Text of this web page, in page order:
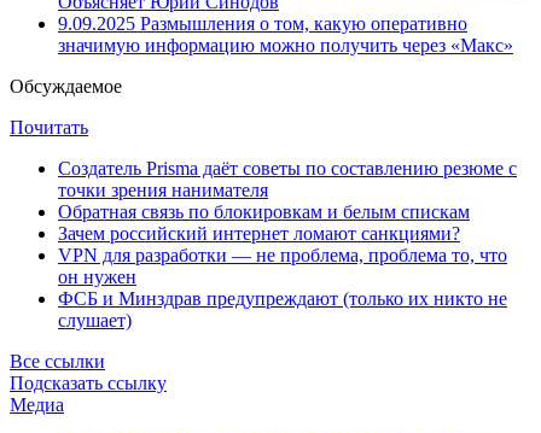
9.09.2025 Размышления о том, какую оперативно
значимую информацию можно получить через «Макс»
Обсуждаемое
Почитать
Создатель Prisma даёт советы по составлению резюме с
точки зрения нанимателя
Обратная связь по блокировкам и белым спискам
Зачем российский интернет ломают санкциями?
VPN для разработки — не проблема, проблема то, что
он нужен
ФСБ и Минздрав предупреждают (только их никто не
слушает)
Все ссылки
Подсказать ссылку
Медиа